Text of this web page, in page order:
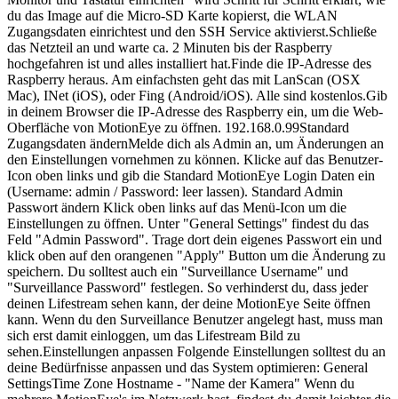
du das Image auf die Micro-SD Karte kopierst, die WLAN
Zugangsdaten einrichtest und den SSH Service aktivierst.Schließe
das Netzteil an und warte ca. 2 Minuten bis der Raspberry
hochgefahren ist und alles installiert hat.Finde die IP-Adresse des
Raspberry heraus. Am einfachsten geht das mit LanScan (OSX
Mac), INet (iOS), oder Fing (Android/iOS). Alle sind kostenlos.Gib
in deinem Browser die IP-Adresse des Raspberry ein, um die Web-
Oberfläche von MotionEye zu öffnen. 192.168.0.99Standard
Zugangsdaten ändernMelde dich als Admin an, um Änderungen an
den Einstellungen vornehmen zu können. Klicke auf das Benutzer-
Icon oben links und gib die Standard MotionEye Login Daten ein
(Username: admin / Password: leer lassen). Standard Admin
Passwort ändern Klick oben links auf das Menü-Icon um die
Einstellungen zu öffnen. Unter "General Settings" findest du das
Feld "Admin Password". Trage dort dein eigenes Passwort ein und
klick oben auf den orangenen "Apply" Button um die Änderung zu
speichern. Du solltest auch ein "Surveillance Username" und
"Surveillance Password" festlegen. So verhinderst du, dass jeder
deinen Lifestream sehen kann, der deine MotionEye Seite öffnen
kann. Wenn du den Surveillance Benutzer angelegt hast, muss man
sich erst damit einloggen, um das Lifestream Bild zu
sehen.Einstellungen anpassen Folgende Einstellungen solltest du an
deine Bedürfnisse anpassen und das System optimieren: General
SettingsTime Zone Hostname - "Name der Kamera" Wenn du